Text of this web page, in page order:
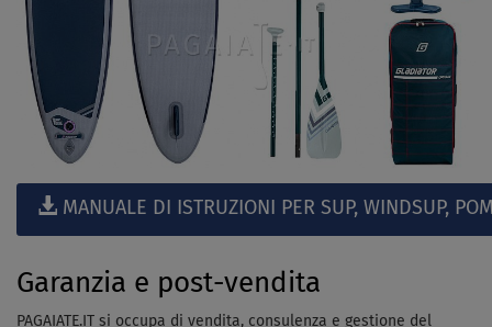
MANUALE DI ISTRUZIONI PER SUP, WINDSUP,
Garanzia e post-vendita
PAGAIATE.IT si occupa di vendita, consulenza e gestione del